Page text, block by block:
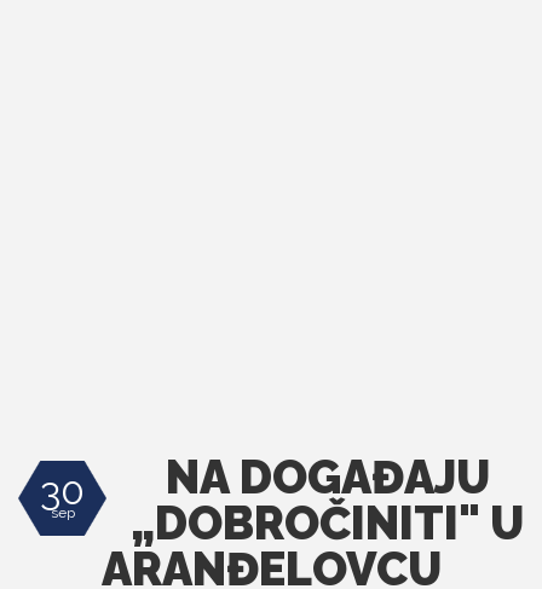
30
sep
NA DOGAĐAJU
„DOBROČINITI" U
ARANĐELOVCU